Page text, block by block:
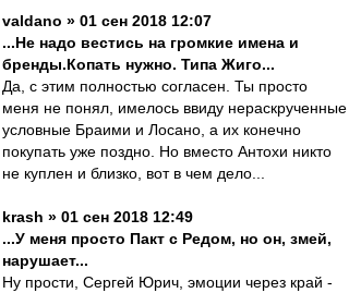
valdano » 01 сен 2018 12:07
...Не надо вестись на громкие имена и
бренды.Копать нужно. Типа Жиго...
Да, с этим полностью согласен. Ты просто
меня не понял, имелось ввиду нераскрученные
условные Браими и Лосано, а их конечно
покупать уже поздно. Но вместо Антохи никто
не куплен и близко, вот в чем дело...
krash » 01 сен 2018 12:49
...У меня просто Пакт с Редом, но он, змей,
нарушает...
Ну прости, Сергей Юрич, эмоции через край -